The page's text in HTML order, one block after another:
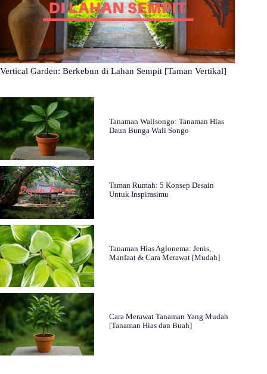
Vertical Garden: Berkebun di Lahan Sempit [Taman Vertikal]
Tanaman Walisongo: Tanaman Hias
Daun Bunga Wali Songo
Taman Rumah: 5 Konsep Desain
Untuk Inspirasimu
Tanaman Hias Aglonema: Jenis,
Manfaat & Cara Merawat [Mudah]
Cara Merawat Tanaman Yang Mudah
[Tanaman Hias dan Buah]